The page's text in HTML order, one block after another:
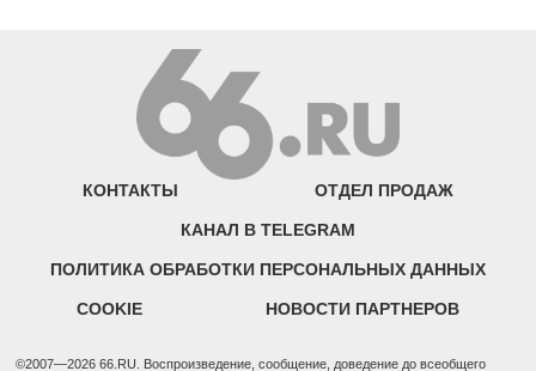
КОНТАКТЫ ОТДЕЛ ПРОДАЖ
КАНАЛ В TELEGRAM
ПОЛИТИКА ОБРАБОТКИ ПЕРСОНАЛЬНЫХ ДАННЫХ
COOKIE НОВОСТИ ПАРТНЕРОВ
©2007—2026 66.RU. Воспроизведение, сообщение, доведение до всеобщего